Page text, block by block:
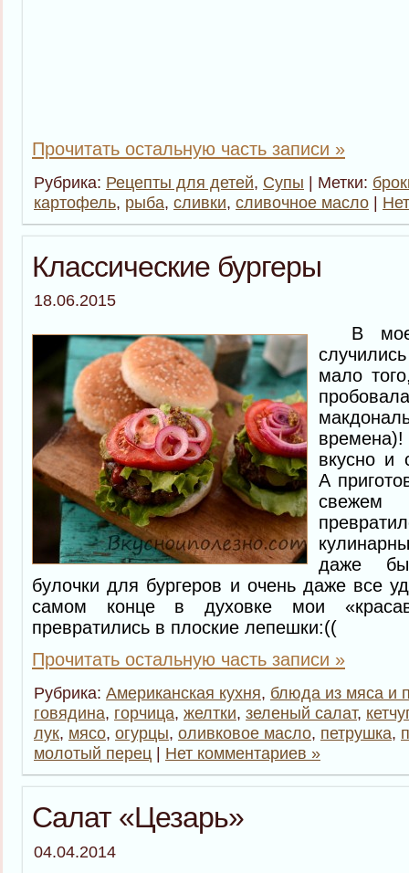
Прочитать остальную часть записи »
Рубрика: Рецепты для детей, Супы | Метки:
картофель, рыба, сливки, сливочное масло |
Классические бургеры
18.06.2015
В моей
мало
вкусно и
А
свежем
даже
булочки для бургеров и очень даже все
самом конце в духовке мои
превратились в плоские лепешки:((
Прочитать остальную часть записи »
Рубрика: Американская кухня, блюда из мяса и
говядина, горчица, желтки, зеленый салат,
лук, мясо, огурцы, оливковое масло, петрушка,
молотый перец | Нет комментариев »
Салат «Цезарь»
04.04.2014